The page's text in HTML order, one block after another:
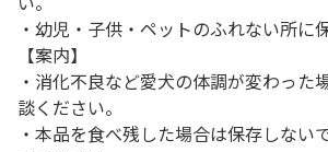
・幼児・子供・ペットのふれない所に
【案内】
・消化不良など愛犬の体調が変わった
談ください。
・本品を食べ残した場合は保存しない